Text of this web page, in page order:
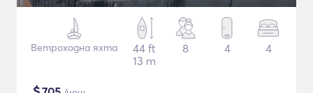
Ветроходна яхта
44 ft
13 m
8 4 4